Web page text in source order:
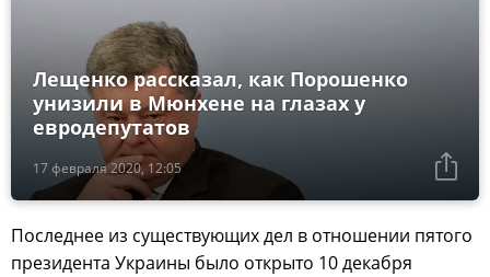
17 февраля 2020, 12:05
Лещенко рассказал, как Порошенко
унизили в Мюнхене на глазах у
евродепутатов
Последнее из существующих дел в отношении пятого
президента Украины было открыто 10 декабря